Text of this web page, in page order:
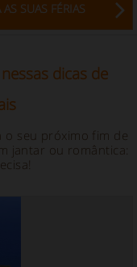
SUAS FÉRIAS
dicas de
o seu próximo fim de
jantar ou romântica: